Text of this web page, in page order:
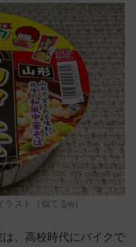
スト（似てるw）
、高校時代にバイクで